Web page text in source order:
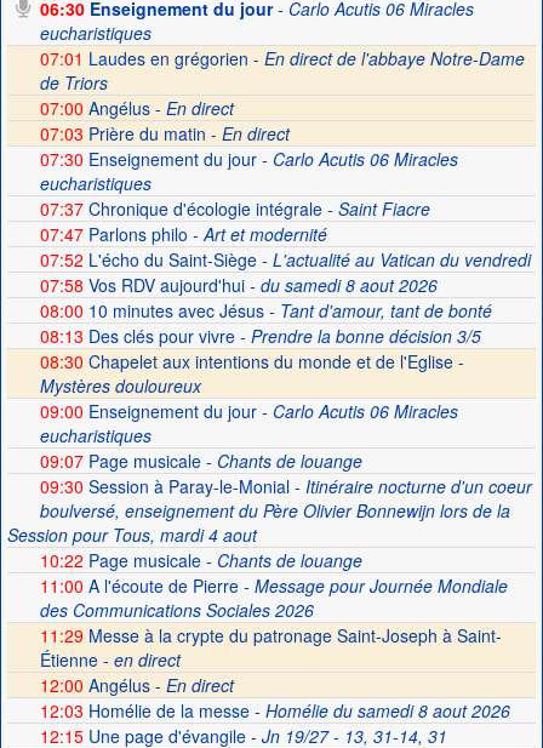
06:30Enseignement du jour- Carlo Acutis 06 Miracles
eucharistiques
07:01 Laudes en grégorien - En direct de l'abbaye Notre-Dame
de Triors
07:00 Angélus - En direct
07:03 Prière du matin - En direct
07:30 Enseignement du jour- Carlo Acutis 06 Miracles
eucharistiques
07:37Chronique d'écologie intégrale- Saint Fiacre
07:47Parlons philo - Art et modernité
07:52 L'écho du Saint-Siège- L'actualité au Vatican du vendredi
07:58 Vos RDV aujourd'hui- du samedi 8 aout 2026
08:00 10 minutes avec Jésus- Tant d'amour, tant de bonté
08:13 Des clés pour vivre- Prendre la bonne décision 3/5
08:30 Chapelet aux intentions du monde et de l'Eglise -
Mystères douloureux
09:00 Enseignement du jour- Carlo Acutis 06 Miracles
eucharistiques
09:07Page musicale- Chants de louange
09:30 Session à Paray-le-Monial- Itinéraire nocturne d'un coeur
boulversé, enseignement du Père Olivier Bonnewijn lors de la
Session pour Tous, mardi 4 aout
10:22 Page musicale- Chants de louange
11:00 A l'écoute de Pierre- Message pour Journée Mondiale
des Communications Sociales 2026
11:29 Messe à la crypte du patronage Saint-Joseph à Saint-
Étienne - en direct
12:00 Angélus - En direct
12:03 Homélie de la messe- Homélie du samedi 8 aout 2026
12:15Une page d'évangile- Jn 19/27 - 13, 31-14, 31